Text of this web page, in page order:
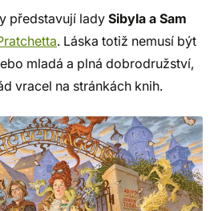
představují lady Sibyla a Sam
. Láska totiž nemusí být
mladá a plná dobrodružství,
vracel na stránkách knih.